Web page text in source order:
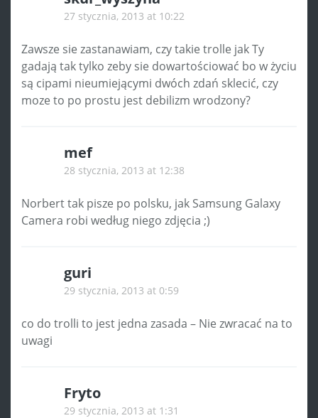
27 stycznia, 2013 at 10:22
Zawsze sie zastanawiam, czy takie trolle jak Ty
gadają tak tylko zeby sie dowartościować bo w życiu
są cipami nieumiejącymi dwóch zdań sklecić, czy
moze to po prostu jest debilizm wrodzony?
mef
28 stycznia, 2013 at 12:38
Norbert tak pisze po polsku, jak Samsung Galaxy
Camera robi według niego zdjęcia ;)
guri
29 stycznia, 2013 at 0:59
co do trolli to jest jedna zasada – Nie zwracać na to
uwagi
Fryto
29 stycznia, 2013 at 1:31